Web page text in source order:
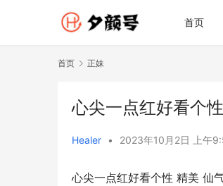
首页
首页 正妹
心尖一点红好看个
Healer • 2023年10月2日 上午
心尖一点红好看个性 精美 仙